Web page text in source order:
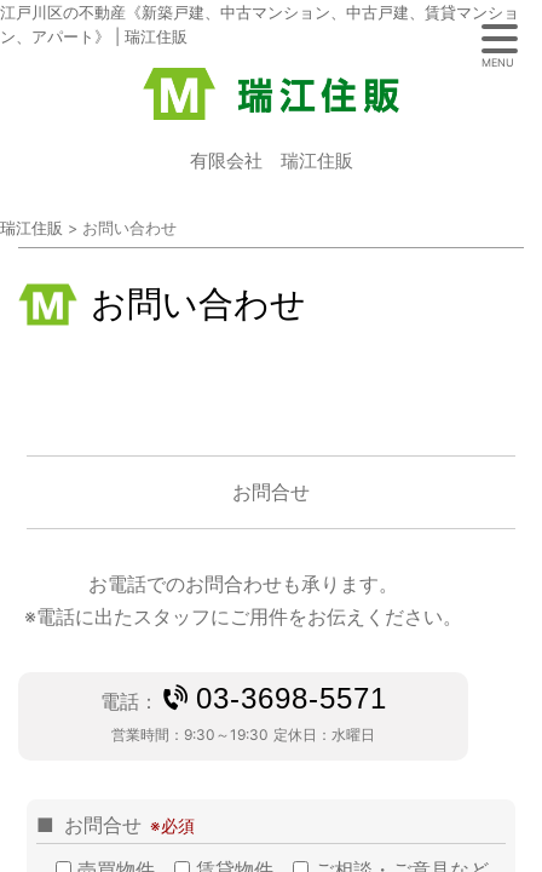
江戸川区の不動産《新築戸建、中古マンション、中古戸建、賃貸マンショ
ン、アパート》 | 瑞江住販
有限会社 瑞江住販
瑞江住販 > お問い合わせ
お問い合わせ
お問合せ
お電話でのお問合わせも承ります。
※電話に出たスタッフにご用件をお伝えください。
電話： 03-3698-5571
営業時間： 9:30～19:30 定休日：水曜日
お問合せ
MENU